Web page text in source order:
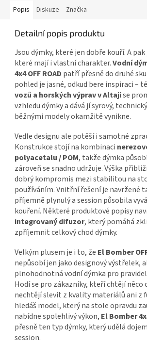
Popis Diskuze Značka
Detailní popis produktu
Jsou dýmky, které jen dobře kouří. A
které mají i vlastní charakter.Vodní
4x4 OFF ROAD patří přesně do druhé
pohled je jasné, odkud bere inspiraci –
vozů a horských výprav v Altajise
vzhledu dýmky a dává jí syrový,
běžnými modely okamžitě vynikne.
Vedle designu ale potěší i samotné
Konstrukce stojí na kombinaci
polyacetalu / POM, takže dýmka
zároveň se snadno udržuje. Výška
dobrý kompromis mezi stabilitou na
používáním. Vnitřní řešení je navržené
příjemně plynulý a session působila
kouření. Některé produktové popisy
integrovaný difuzor, který pomáhá
zpříjemnit celkový chod dýmky.
Velkým plusem je i to, že El Bomber
nepůsobí jen jako designový výstřelek,
plnohodnotná vodní dýmka pro
Hodí se pro zákazníky, kteří chtějí
nechtějí slevit z kvality materiálů ani z
hledáš model, který na stole opravdu
nabídne spolehlivý výkon, El Bomber
přesně ten typ dýmky, který udělá
session.